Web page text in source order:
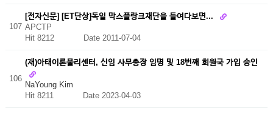
107
[전자신문] [ET단상]독일 막스플랑크재단을 들여다보면...
APCTP
Hit 8212
Date 2011-07-04
106
(재)아태이론물리센터, 신임 사무총장 임명 및 18번째 회원국 가입 승인
NaYoung Kim
Hit 8211 Date 2023-04-03